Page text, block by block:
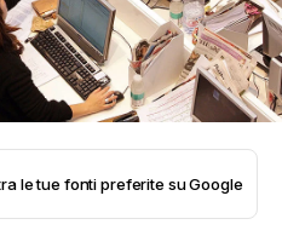
le tue fonti preferite su Google